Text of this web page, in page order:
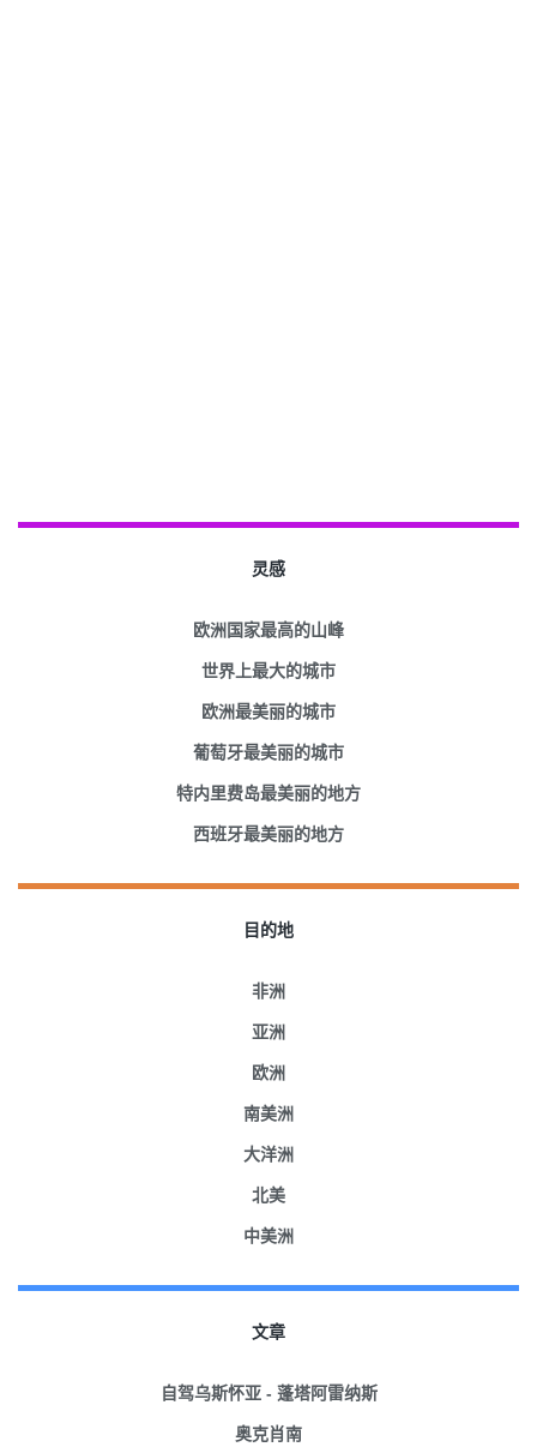
灵感
欧洲国家最高的山峰
世界上最大的城市
欧洲最美丽的城市
葡萄牙最美丽的城市
特内里费岛最美丽的地方
西班牙最美丽的地方
目的地
非洲
亚洲
欧洲
南美洲
大洋洲
北美
中美洲
文章
自驾乌斯怀亚 - 蓬塔阿雷纳斯
奥克肖南